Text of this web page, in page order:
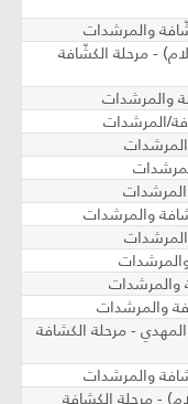
- مرحلة الكشّافة
المهدي - مرحلة الكشافة
- مرحلة الكشافة